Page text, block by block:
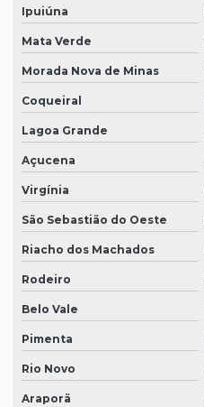
Ipuiúna
Mata Verde
Morada Nova de Minas
Coqueiral
Lagoa Grande
Açucena
Virgínia
São Sebastião do Oeste
Riacho dos Machados
Rodeiro
Belo Vale
Pimenta
Rio Novo
Araporã